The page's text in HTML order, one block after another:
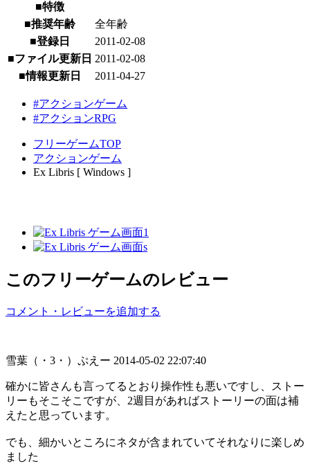
■特徴
■推奨年齢
全年齢
■登録日
2011-02-08
■ファイル更新日 2011-02-08
■情報更新日
2011-04-27
#アクションゲーム
#アクションRPG
フリーゲームTOP
アクションゲーム
Ex Libris [ Windows ]
このフリーゲームのレビュー
コメント・レビューを追加する
雪葉（・3・）ぷえー 2014-05-02 22:07:40
確かに皆さんも言ってるとおり操作性も悪いですし、ストー
リーもそこそこですが、2週目があればストーリーの面は補
えたと思っています。
でも、細かいところにネタが含まれていてそれなりに楽しめ
ました